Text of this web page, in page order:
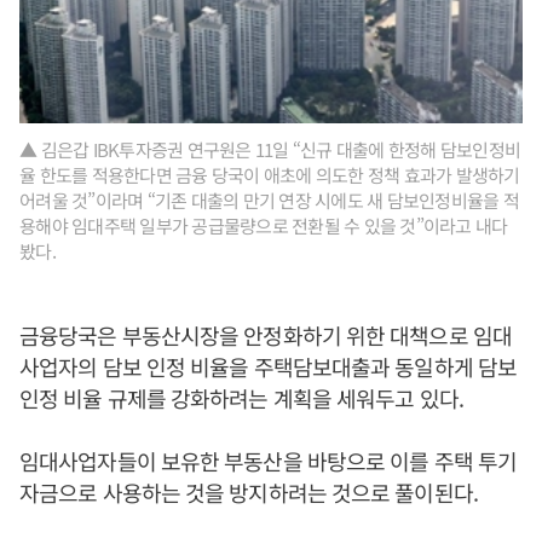
▲ 김은갑 IBK투자증권 연구원은 11일 “신규 대출에 한정해 담보인정비
율 한도를 적용한다면 금융 당국이 애초에 의도한 정책 효과가 발생하기
어려울 것”이라며 “기존 대출의 만기 연장 시에도 새 담보인정비율을 적
용해야 임대주택 일부가 공급물량으로 전환될 수 있을 것”이라고 내다
봤다.
금융당국은 부동산시장을 안정화하기 위한 대책으로 임대
사업자의 담보 인정 비율을 주택담보대출과 동일하게 담보
인정 비율 규제를 강화하려는 계획을 세워두고 있다.
임대사업자들이 보유한 부동산을 바탕으로 이를 주택 투기
자금으로 사용하는 것을 방지하려는 것으로 풀이된다.